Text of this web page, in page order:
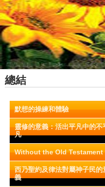
總結
默想的操練和體驗
靈修的意義：活出平凡中的不
凡
Without the Old Testament
西乃聖約及律法對屬神子民的
義